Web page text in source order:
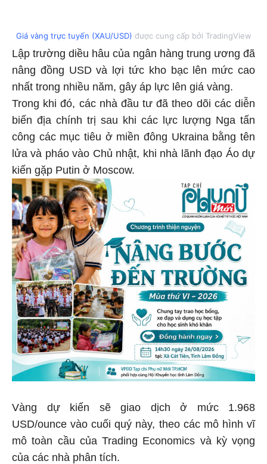
Giá vàng trực tuyến (XAU/USD) được cung cấp bởi TradingView
Lập trường diều hâu của ngân hàng trung ương đã
nâng đồng USD và lợi tức kho bạc lên mức cao
nhất trong nhiều năm, gây áp lực lên giá vàng.
Trong khi đó, các nhà đầu tư đã theo dõi các diễn
biến địa chính trị sau khi các lực lượng Nga tấn
công các mục tiêu ở miền đông Ukraina bằng tên
lửa và pháo vào Chủ nhật, khi nhà lãnh đạo Áo dự
kiến ​​gặp Putin ở Moscow.
Vàng dự kiến ​​sẽ giao dịch ở mức 1.968
USD/ounce vào cuối quý này, theo các mô hình vĩ
mô toàn cầu của Trading Economics và kỳ vọng
của các nhà phân tích.